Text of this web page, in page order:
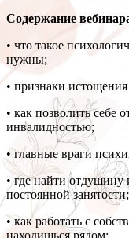
Содержание
• что такое
нужны;
• признаки
• как позволить себе
инвалидностью;
• главные враги
• где найти отдушину
постоянной занятости;
• как работать с